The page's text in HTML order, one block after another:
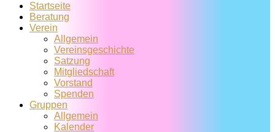
Startseite
Beratung
Verein
Allgemein
Vereins­geschichte
Satzung
Mitglied­schaft
Vorstand
Spenden
Gruppen
Allgemein
Kalender